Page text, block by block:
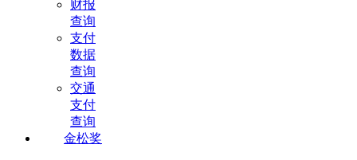
财报
查询
支付
数据
查询
交通
支付
查询
金松奖